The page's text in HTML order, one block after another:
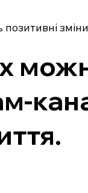
позитивні